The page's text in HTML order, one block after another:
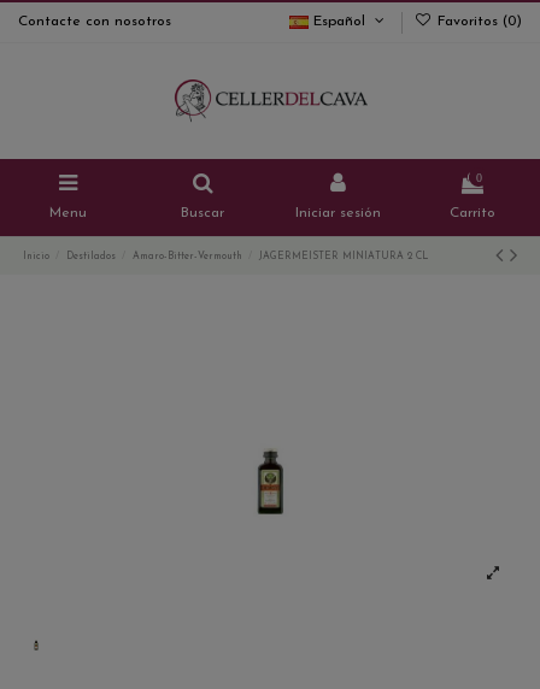
Contacte con nosotros Español Favoritos (0)
Menu Buscar Iniciar sesión
0
Carrito
Inicio Destilados Amaro-Bitter-Vermouth JAGERMEISTER MINIATURA 2 CL